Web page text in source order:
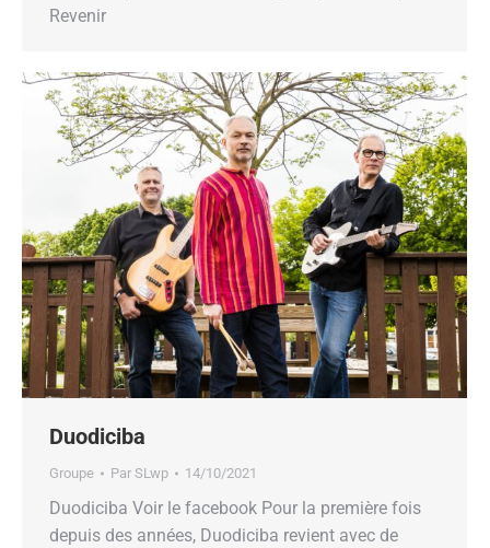
Revenir
Duodiciba
Groupe Par SLwp 14/10/2021
Duodiciba Voir le facebook Pour la première fois
depuis des années, Duodiciba revient avec de